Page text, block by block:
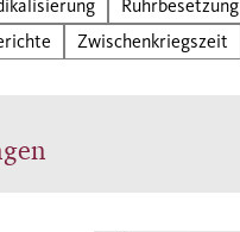
Ruhrbesetzung
Zwischenkriegszeit